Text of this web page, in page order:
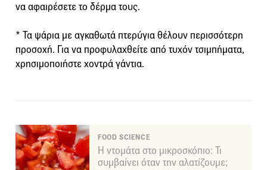
να αφαιρέσετε το δέρμα τους.
* Τα ψάρια με αγκαθωτά πτερύγια θέλουν περισσότερη
προσοχή. Για να προφυλαχθείτε από τυχόν τσιμπήματα,
χρησιμοποιήστε χοντρά γάντια.
FOOD SCIENCE
Η ντομάτα στο μικροσκόπιο: Τι
συμβαίνει όταν την αλατίζουμε;